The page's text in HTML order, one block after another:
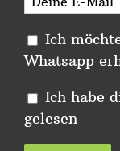
Ich
Whatsapp
Ich habe
gelesen